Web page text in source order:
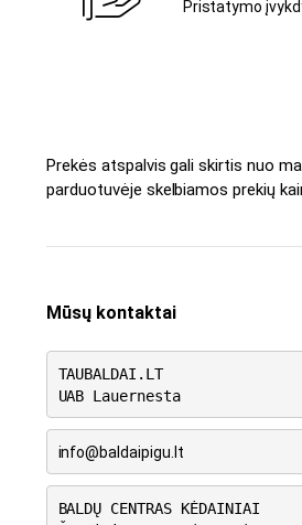
Pristatymo
Prekės atspalvis gali skirtis nuo
parduotuvėje skelbiamos prekių
Mūsų kontaktai
TAUBALDAI.LT
UAB Lauernesta
info@baldaipigu.lt
BALDŲ CENTRAS KĖDAINIAI